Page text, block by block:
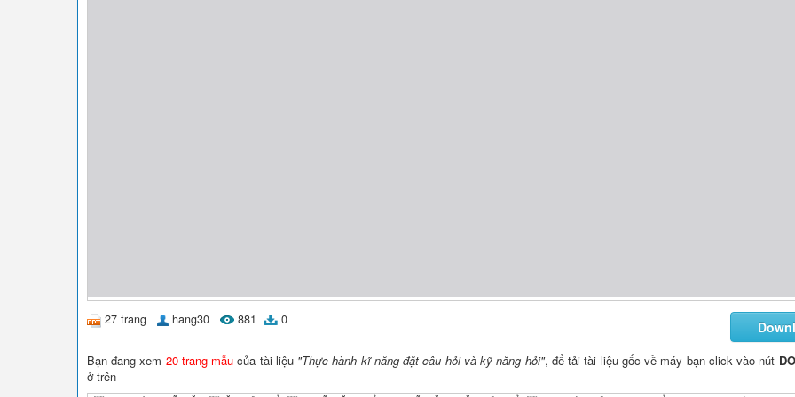
27 trang hang30 881 0
Bạn đang xem 20 trang mẫu của tài liệu "Thực hành kĩ năng đặt câu hỏi và kỹ năng hỏi", để tải tài liệu gốc về máy bạn click vào nút
ở trên